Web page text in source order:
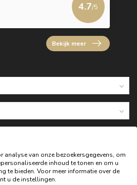
4.7/5
Bekijk meer
analyse van onze bezoekersgegevens, om
inhoud te tonen en om u
te bieden. Voor meer informatie over de
u de instellingen.